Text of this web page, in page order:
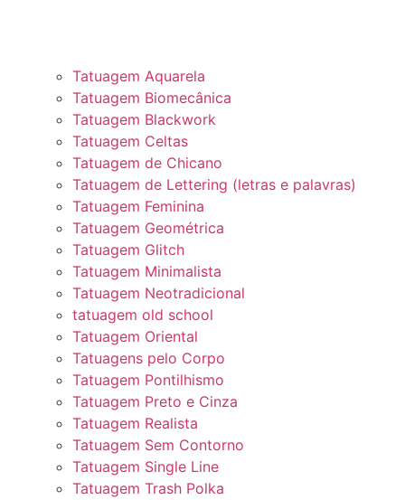
Tatuagem Aquarela
Tatuagem Biomecânica
Tatuagem Blackwork
Tatuagem Celtas
Tatuagem de Chicano
Tatuagem de Lettering (letras e palavras)
Tatuagem Feminina
Tatuagem Geométrica
Tatuagem Glitch
Tatuagem Minimalista
Tatuagem Neotradicional
tatuagem old school
Tatuagem Oriental
Tatuagens pelo Corpo
Tatuagem Pontilhismo
Tatuagem Preto e Cinza
Tatuagem Realista
Tatuagem Sem Contorno
Tatuagem Single Line
Tatuagem Trash Polka